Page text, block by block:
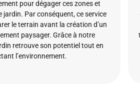
pour dégager ces zones et
jardin. Par conséquent, ce service
le terrain avant la création d’un
paysager. Grâce à notre
retrouve son potentiel tout en
l’environnement.